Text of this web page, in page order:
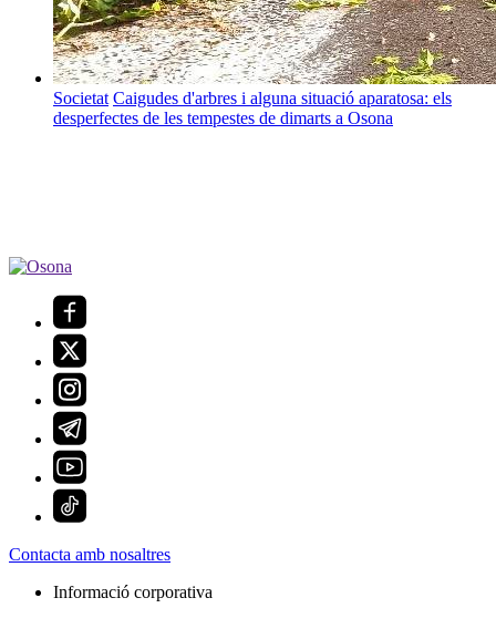
Societat Caigudes d'arbres i alguna situació aparatosa: els
desperfectes de les tempestes de dimarts a Osona
Contacta amb nosaltres
Informació corporativa